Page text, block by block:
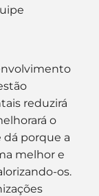
reduzirá
o
dá porque a
melhor e
os.